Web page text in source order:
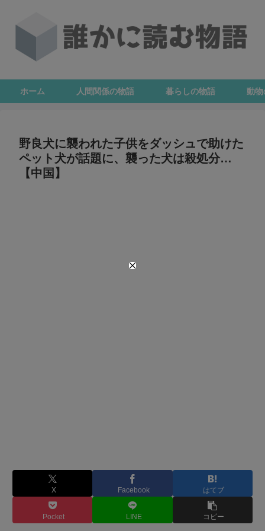
ホーム 人間関係の物語 暮らしの物語 動
野良犬に襲われた子供をダッシュで助けた
ペット犬が話題に、襲った犬は殺処分…
【中国】
X Facebook はてブ
Pocket LINE コピー